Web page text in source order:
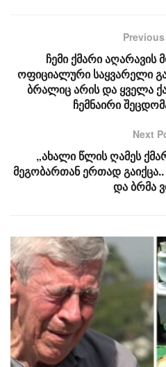
ჩემი ქმარი აღარავის
ოფიციალური საყვარელი
ბრალიც არის და ყველა
ჩემნაირი
Next
„ახალი წლის ღამეს
მეგობართან ერთად
და ბრმა